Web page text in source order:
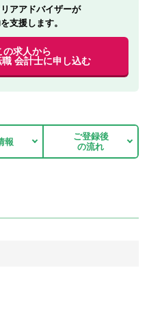
アアドバイザーが
支援します。
の求人から
会計士に申し込む
報
ご登録後
の流れ